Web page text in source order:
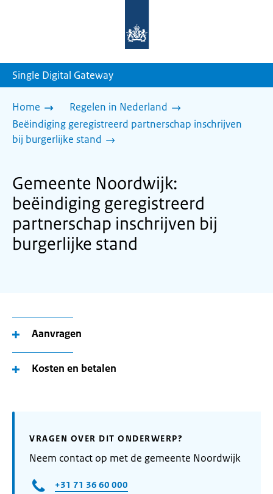
homepage
Single Digital Gateway
Home
Regelen in Nederland
Beëindiging geregistreerd partnerschap inschrijven
bij burgerlijke stand
Gemeente Noordwijk:
beëindiging geregistreerd
partnerschap inschrijven bij
burgerlijke stand
Aanvragen
Kosten en betalen
VRAGEN OVER DIT ONDERWERP?
Neem contact op met de gemeente Noordwijk
+31 71 36 60 000